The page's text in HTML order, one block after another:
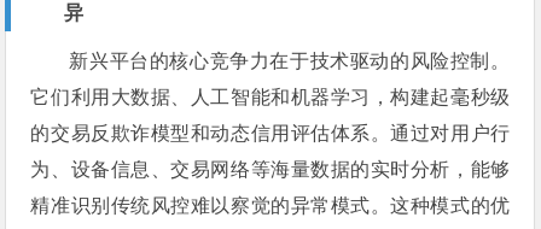
异
新兴平台的核心竞争力在于技术驱动的风险控制。
它们利用大数据、人工智能和机器学习，构建起毫秒级
的交易反欺诈模型和动态信用评估体系。通过对用户行
为、设备信息、交易网络等海量数据的实时分析，能够
精准识别传统风控难以察觉的异常模式。这种模式的优